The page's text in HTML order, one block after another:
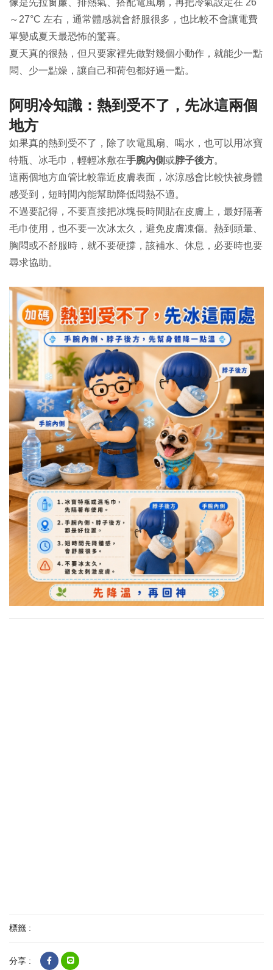
像是先拉窗簾、排熱氣、搭配電風扇，再把冷氣設定在 26
～27°C 左右，通常體感就會舒服很多，也比較不會讓電費
單變成夏天最恐怖的驚喜。
夏天真的很熱，但只要家裡先做對幾個小動作，就能少一點
悶、少一點燥，讓自己和荷包都好過一點。
阿明冷知識：熱到受不了，先冰這兩個
地方
如果真的熱到受不了，除了吹電風扇、喝水，也可以用冰寶
特瓶、冰毛巾，輕輕冰敷在手腕內側或脖子後方。
這兩個地方血管比較靠近皮膚表面，冰涼感會比較快被身體
感受到，短時間內能幫助降低悶熱不適。
不過要記得，不要直接把冰塊長時間貼在皮膚上，最好隔著
毛巾使用，也不要一次冰太久，避免皮膚凍傷。熱到頭暈、
胸悶或不舒服時，就不要硬撐，該補水、休息，必要時也要
尋求協助。
標籤 :
分享 :